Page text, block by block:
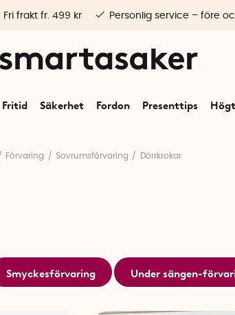
Fritid Säkerhet Fordon Presenttips
Fri frakt fr. 499 kr Personlig service – före
Förvaring Sovrumsförvaring Dörrkrokar
Smyckesförvaring Under sängen-